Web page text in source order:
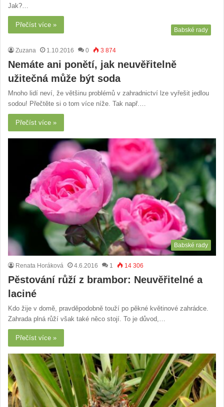
Jak?…
Přečíst více »
Babské rady
Zuzana 1.10.2016 0 3 874
Nemáte ani ponětí, jak neuvěřitelně
užitečná může být soda
Mnoho lidí neví, že většinu problémů v zahradnictví lze vyřešit jedlou
sodou! Přečtěte si o tom více níže. Tak např.…
Přečíst více »
Babské rady
Renata Horáková 4.6.2016 1 14 306
Pěstování růží z brambor: Neuvěřitelné a
laciné
Kdo žije v domě, pravděpodobně touží po pěkné květinové zahrádce.
Zahrada plná růží však také něco stojí. To je důvod,…
Přečíst více »